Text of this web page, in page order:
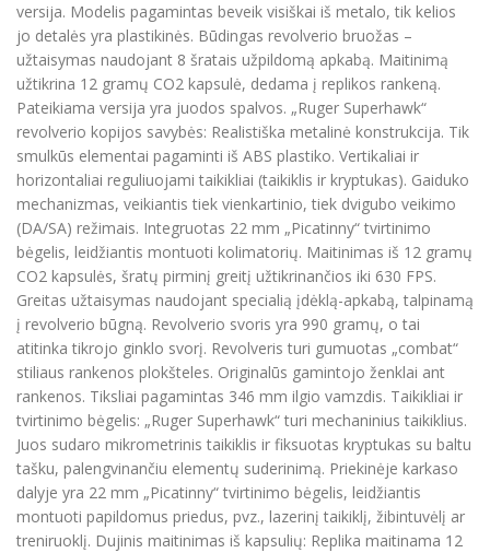
versija. Modelis pagamintas beveik visiškai iš metalo, tik kelios
jo detalės yra plastikinės. Būdingas revolverio bruožas –
užtaisymas naudojant 8 šratais užpildomą apkabą. Maitinimą
užtikrina 12 gramų CO2 kapsulė, dedama į replikos rankeną.
Pateikiama versija yra juodos spalvos. „Ruger Superhawk“
revolverio kopijos savybės: Realistiška metalinė konstrukcija. Tik
smulkūs elementai pagaminti iš ABS plastiko. Vertikaliai ir
horizontaliai reguliuojami taikikliai (taikiklis ir kryptukas). Gaiduko
mechanizmas, veikiantis tiek vienkartinio, tiek dvigubo veikimo
(DA/SA) režimais. Integruotas 22 mm „Picatinny“ tvirtinimo
bėgelis, leidžiantis montuoti kolimatorių. Maitinimas iš 12 gramų
CO2 kapsulės, šratų pirminį greitį užtikrinančios iki 630 FPS.
Greitas užtaisymas naudojant specialią įdėklą-apkabą, talpinamą
į revolverio būgną. Revolverio svoris yra 990 gramų, o tai
atitinka tikrojo ginklo svorį. Revolveris turi gumuotas „combat“
stiliaus rankenos plokšteles. Originalūs gamintojo ženklai ant
rankenos. Tiksliai pagamintas 346 mm ilgio vamzdis. Taikikliai ir
tvirtinimo bėgelis: „Ruger Superhawk“ turi mechaninius taikiklius.
Juos sudaro mikrometrinis taikiklis ir fiksuotas kryptukas su baltu
tašku, palengvinančiu elementų suderinimą. Priekinėje karkaso
dalyje yra 22 mm „Picatinny“ tvirtinimo bėgelis, leidžiantis
montuoti papildomus priedus, pvz., lazerinį taikiklį, žibintuvėlį ar
treniruoklį. Dujinis maitinimas iš kapsulių: Replika maitinama 12